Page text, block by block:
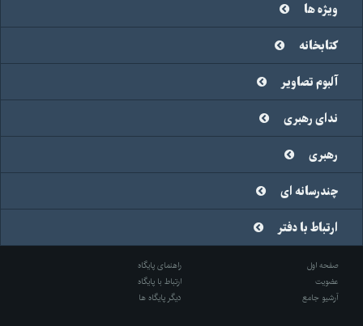
ویژه ها
کتابخانه
آلبوم تصاویر
ندای رهبری
رهبری
چندرسانه ای
ارتباط با دفتر
صفحه اول
راهنمای پایگاه
عضویت
ارتباط با پایگاه
آرشیو جامع
دیگر پایگاه ها